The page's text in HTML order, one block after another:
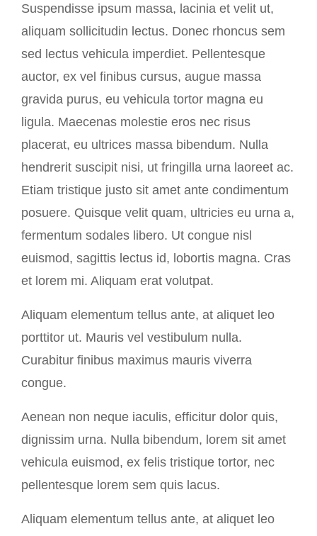
Suspendisse ipsum massa, lacinia et velit ut,
aliquam sollicitudin lectus. Donec rhoncus sem
sed lectus vehicula imperdiet. Pellentesque
auctor, ex vel finibus cursus, augue massa
gravida purus, eu vehicula tortor magna eu
ligula. Maecenas molestie eros nec risus
placerat, eu ultrices massa bibendum. Nulla
hendrerit suscipit nisi, ut fringilla urna laoreet ac.
Etiam tristique justo sit amet ante condimentum
posuere. Quisque velit quam, ultricies eu urna a,
fermentum sodales libero. Ut congue nisl
euismod, sagittis lectus id, lobortis magna. Cras
et lorem mi. Aliquam erat volutpat.
Aliquam elementum tellus ante, at aliquet leo
porttitor ut. Mauris vel vestibulum nulla.
Curabitur finibus maximus mauris viverra
congue.
Aenean non neque iaculis, efficitur dolor quis,
dignissim urna. Nulla bibendum, lorem sit amet
vehicula euismod, ex felis tristique tortor, nec
pellentesque lorem sem quis lacus.
Aliquam elementum tellus ante, at aliquet leo